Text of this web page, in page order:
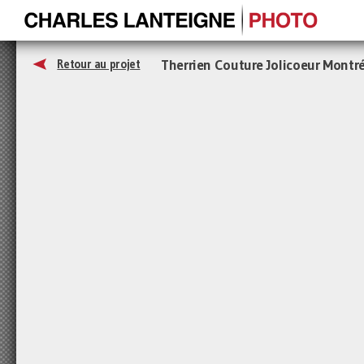
Retour au projet Therrien Couture Jolicoeur